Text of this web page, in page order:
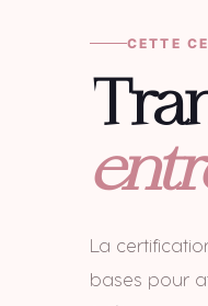
CETTE
La
bases pour